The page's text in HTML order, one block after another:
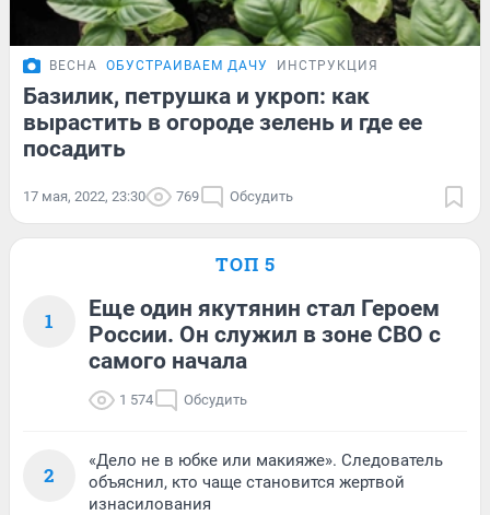
ВЕСНА ОБУСТРАИВАЕМ ДАЧУ ИНСТРУКЦИЯ
Базилик, петрушка и укроп: как
вырастить в огороде зелень и где ее
посадить
17 мая, 2022, 23:30 769 Обсудить
ТОП 5
1
Еще один якутянин стал Героем
России. Он служил в зоне СВО с
самого начала
1 574 Обсудить
2
«Дело не в юбке или макияже». Следователь
объяснил, кто чаще становится жертвой
изнасилования